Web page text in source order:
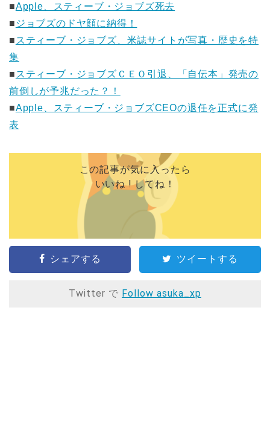
■Apple、スティーブ・ジョブズ死去
■ ジョブズのドヤ顔に納得！
■ スティーブ・ジョブズ、米誌サイトが写真・歴史を特
集
■ スティーブ・ジョブズＣＥＯ引退、「自伝本」発売の
前倒しが予兆だった？！
■Apple、スティーブ・ジョブズCEOの退任を正式に発
表
この記事が気に入ったら
いいね ! してね！
シェアする ツイートする
Twitter で Follow asuka_xp